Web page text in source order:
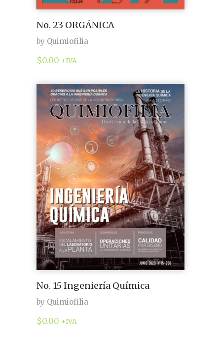
No. 23 ORGÁNICA
by Quimiofilia
$0.00 +IVA
No. 15 Ingeniería Química
by Quimiofilia
$0.00 +IVA